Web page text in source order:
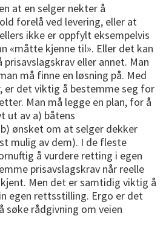
at en selger nekter å
forelå ved levering, eller at
ikke er oppfylt eksempelvis
«måtte kjenne til». Eller det kan
eller annet. Man
må finne en løsning på. Med
er det viktig å bestemme seg for
Man må legge en plan, for å
ut av a) båtens
ønsket om at selger dekker
mulig av dem). I de fleste
å vurdere retting i egen
prisavslagskrav når reelle
Men det er samtidig viktig å
egen rettsstilling. Ergo er det
søke rådgivning om veien